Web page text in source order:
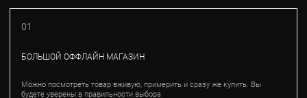
01
БОЛЬШОЙ ОФФЛАЙН МАГАЗИН
Можно посмотреть товар вживую, примерить и сразу же купить. Вы
будете уверены в правильности выбора